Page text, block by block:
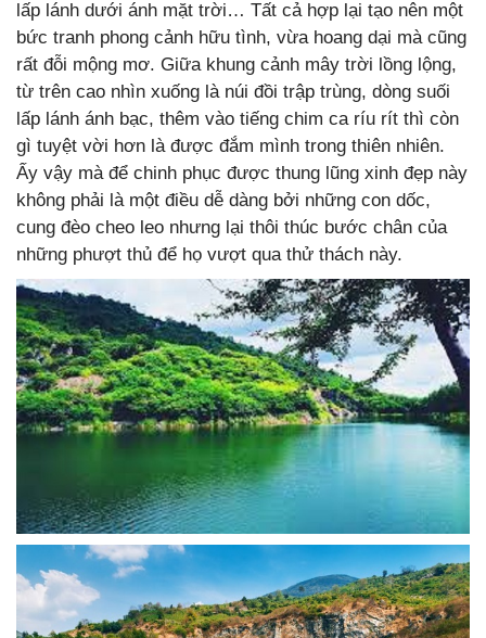
lấp lánh dưới ánh mặt trời… Tất cả hợp lại tạo nên một
bức tranh phong cảnh hữu tình, vừa hoang dại mà cũng
rất đỗi mộng mơ. Giữa khung cảnh mây trời lồng lộng,
từ trên cao nhìn xuống là núi đồi trập trùng, dòng suối
lấp lánh ánh bạc, thêm vào tiếng chim ca ríu rít thì còn
gì tuyệt vời hơn là được đắm mình trong thiên nhiên.
Ấy vậy mà để chinh phục được thung lũng xinh đẹp này
không phải là một điều dễ dàng bởi những con dốc,
cung đèo cheo leo nhưng lại thôi thúc bước chân của
những phượt thủ để họ vượt qua thử thách này.